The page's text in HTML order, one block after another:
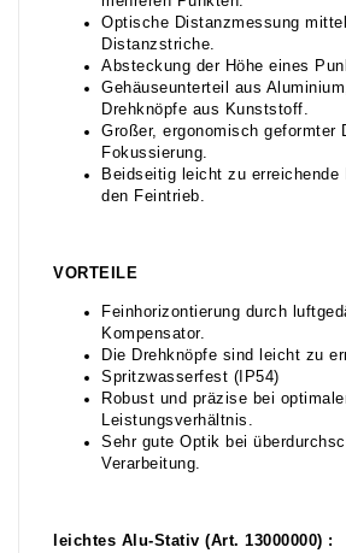
Optische Distanzmessung
Distanzstriche.
Absteckung der Höhe eines
Gehäuseunterteil aus
Drehknöpfe aus Kunststoff.
Großer, ergonomisch geformter
Fokussierung.
Beidseitig leicht zu erreichende
den Feintrieb.
VORTEILE
Feinhorizontierung durch
Kompensator.
Die Drehknöpfe sind leicht zu
Spritzwasserfest (IP54)
Robust und präzise bei
Leistungsverhältnis.
Sehr gute Optik bei
Verarbeitung.
leichtes Alu-Stativ (Art. 13000000) :